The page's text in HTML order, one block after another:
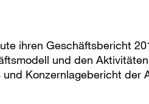
ihren Geschäftsbericht
und den
Konzernlagebericht der